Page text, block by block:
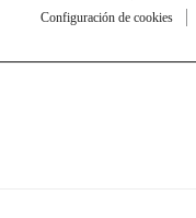
Configuración de cookies